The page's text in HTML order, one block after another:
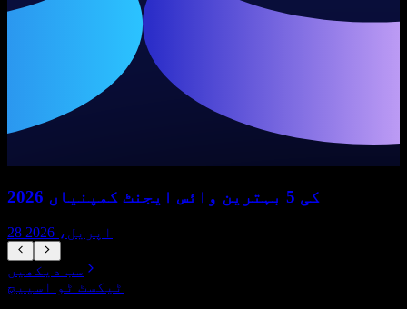
2026 کی 5 بہترین وائس ایجنٹ کمپنیاں
28 اپریل، 2026
سب دیکھیں
ٹیکسٹ ٹو اسپیچ